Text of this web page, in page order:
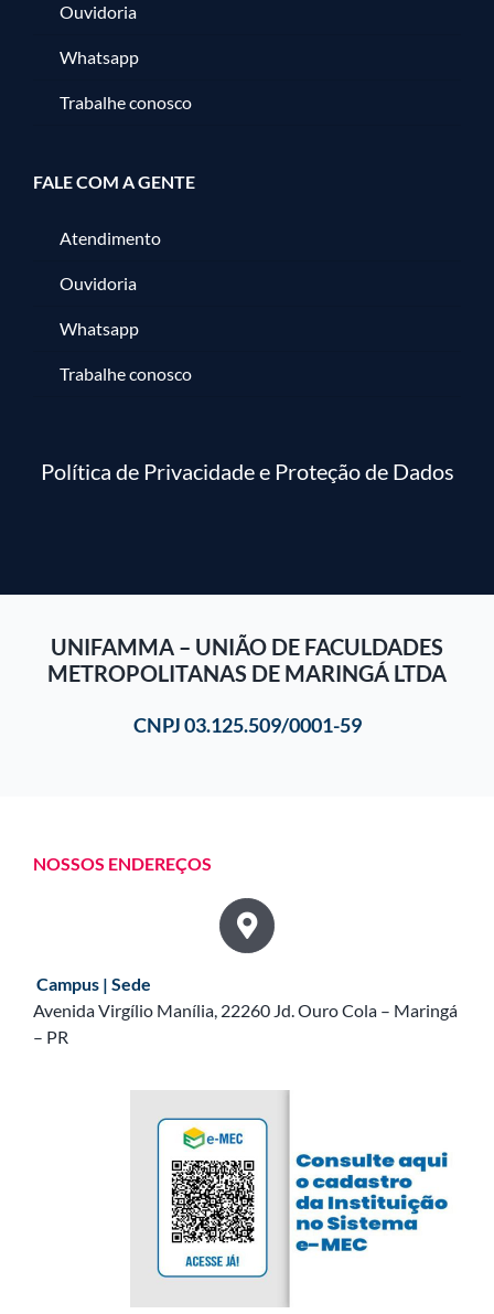
Ouvidoria
Whatsapp
Trabalhe conosco
FALE COM A GENTE
Atendimento
Ouvidoria
Whatsapp
Trabalhe conosco
Política de Privacidade e Proteção de Dados
UNIFAMMA – UNIÃO DE FACULDADES
METROPOLITANAS DE MARINGÁ LTDA
CNPJ 03.125.509/0001-59
NOSSOS ENDEREÇOS
Campus | Sede
Avenida Virgílio Manília, 22260 Jd. Ouro Cola – Maringá
– PR